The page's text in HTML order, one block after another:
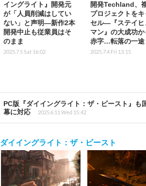
イングライト』開発元
が「人員削減はしてい
ない」と声明―新作2本
開発中止も従業員はそ
のまま
2025.7.5 Sat 16:02
開発Techland、
プロジェクトをキ
セル―『ステイヒ
マン』の大成功か
赤字…転落の一途
2025.7.4 Fri 13:15
PC版『ダイイングライト：ザ・ビースト』
幕に対応
2025.6.11 Wed 15:42
ダイイングライト：ザ・ビースト